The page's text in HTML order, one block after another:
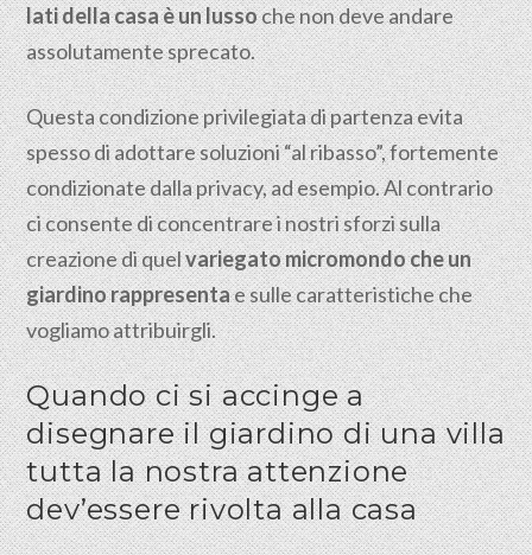
lati della casa è un lussoche non deve andare
assolutamente sprecato.
Questa condizione privilegiata di partenza evita
spesso di adottare soluzioni “al ribasso”, fortemente
condizionate dalla privacy, ad esempio. Al contrario
ci consente di concentrare i nostri sforzi sulla
creazione di quelvariegato micromondo che un
giardino rappresentae sulle caratteristiche che
vogliamo attribuirgli.
Quando ci si accinge a
disegnare il giardino di una villa
tutta la nostra attenzione
dev’essere rivolta alla casa